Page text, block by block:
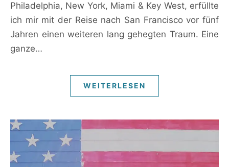
Philadelphia, New York, Miami & Key West, erfüllte
ich mir mit der Reise nach San Francisco vor fünf
Jahren einen weiteren lang gehegten Traum. Eine
ganze…
WEITERLESEN